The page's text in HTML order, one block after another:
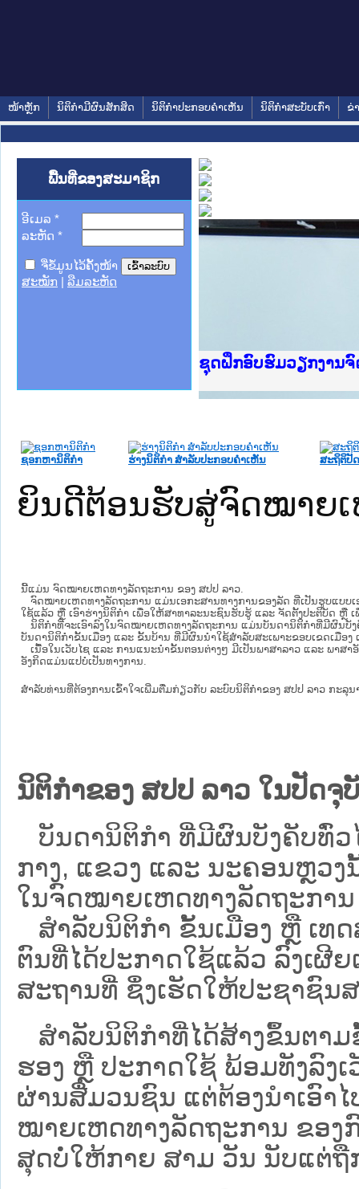
ໜ້າຫຼັກ ນິຕິກໍາມີຜົນສັກສິດ ນິຕິກໍາປະກອບຄໍາເຫັນ ນິຕິກໍາສະບັບເກົ່າ ຂ່
ພື້ນທີ່ຂອງສະມາຊິກ
ອີເມລ *
ລະຫັດ *
ຈື່ຂໍ້ມູນໄວ້ຄັ້ງໜ້າ
ສະໝັກ
ລືມລະຫັດ
Ministry of Justice
ເຜີຍແຜ່ວັບໄຊຈົດໝາຍ
ກະຊວງຍຸຕິທຳ
ຊຸດຝຶກອົບຮົມວຽກງານ
ກອງປະຊຸມທົບທວນຄືນ
ຝຶກອົບຮົມ ຜູ່ປະສານງາ
ຝຶກອົບຮົມ ຜູ່ປະສານງາ
ເຜີຍແຜ່ແອັບກົດໝາຍລ
ເຜີຍແຜ່ແອັບກົດໝາຍລ
ຍົກລະດັບວຽກງານຈົດ
ຊຸດຝຶກອົບຮົມວຽກງານ
ຊອກຫານິຕິກໍາ ຮ່າງນິຕິກໍາ ສໍາລັບປະກອບຄໍາເຫັນ ສະຖິຕິປັ
ຍິນດີຕ້ອນຮັບສູ່ຈົດໝາຍເ
ນີ້ແມ່ນ ຈົດໝາຍເຫດທາງລັດຖະການ ຂອງ ສປປ ລາວ.
ຈົດໝາຍເຫດທາງລັດຖະການ ແມ່ນ​ເອ​ກະ​ສານ​ທາງ​ການ​ຂອງ​ລັດ ທີ່​ເປັນ​ຮູບ​ແບບ​
ໃຊ້ແລ້ວ ຫຼື ເອົາຮ່າງນິຕິກໍາ ເພື່ອໃຫ້​ສາ​ທາ​ລະ​ນະ​ຊົນ​ຮັບ​ຮູ້ ແລະ ຈັດ​ຕັ້ງ​ປະ​ຕິ​ບັດ ຫຼື
ນິ​ຕິ​ກຳ​ທີ່​ຈະ​ເອົາ​ລົງ​ໃນ​ຈົດ​ໝາຍ​ເຫດ​ທາງ​ລັດ​ຖະ​ການ ​ແມ່ນ​ບັນ​ດາ​ນິ​ຕິ​ກຳ​ທີ່​ມີ​ຜົນ​ບັ
ບັນ​ດານິ​ຕິ​ກຳ​ຂັ້ນ​ເມືອງ ແລະ ຂັ້ນ​ບ້ານ ​ທີ່​ມີ​ຜົນ​ນຳ​ໃຊ້​ສຳ​ລັບ​ສະ​ເພາະ​ຂອບ​ເຂດ​ເມືອງ
ເນື້ອໃນ​ເວັບ​ໄຊ​ ແລະ ການແນະນໍາຂັ້ນຕອນຕ່າງໆ ມີເປັນພາສາລາວ ແລະ ພາສ
ອັງກິດແມ່ນແປບໍ່ເປັນທາງການ.
ສໍາລັບທ່ານທີ່ຕ້ອງການເຂົ້າໃຈເພີ່ມຕື່ມກ່ຽວກັບ ລະບົບນິຕິກຳຂອງ ສປປ ລາວ ກະລຸນ
ນິຕິກຳຂອງ ສປປ ລາວ ໃນປັດ
ບັນດານິຕິກໍາ ທີ່ມີຜົນບັງຄັບທົ່
ກາງ, ແຂວງ ແລະ ນະຄອນຫຼວ
ໃນຈົດໝາຍເຫດທາງລັດຖະການ
ສຳລັບນິ​ຕິ​ກຳ ຂັ້ນເມືອງ ຫຼື ເທ
ຕົນທີ່ໄດ້ປະກາດໃຊ້ແລ້ວ ລົງ​ເຜີ
ສະຖານທີ່ ຊຶ່ງເຮັດໃຫ້ປະຊາຊົນສ
ສໍາລັບນິຕິກໍາທີ່ໄດ້ສ້າງຂຶ້ນຕາ
ຮອງ ຫຼື ປະກາດໃຊ້ ພ້ອມທັງລົງ
ຜ່ານສື່ມວນຊົນ ແຕ່ຕ້ອງນໍາເອົາ
ໝາຍ​ເຫດ​ທາງ​ລັດ​ຖະ​ການ​ ຂອ
ສຸດບໍ່ໃຫ້ກາຍ ສາມ ວັນ ນັບແຕ່ຖື